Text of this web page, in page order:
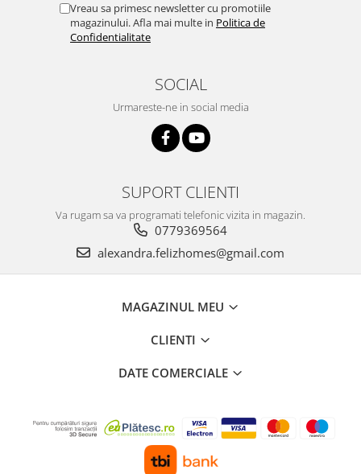
Vreau sa primesc newsletter cu promotiile
magazinului. Afla mai multe in Politica de
Confidentialitate
SOCIAL
Urmareste-ne in social media
SUPORT CLIENTI
Va rugam sa va programati telefonic vizita in magazin.
0779369564
alexandra.felizhomes@gmail.com
MAGAZINUL MEU
CLIENTI
DATE COMERCIALE